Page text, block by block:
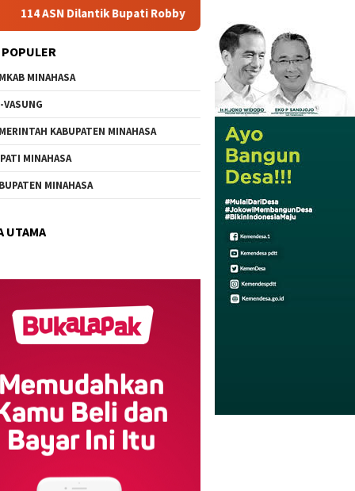
Dilantik Bupati Robby Dondokambey, Ini Daftar Nama Lengkap
MINAHASA
VASUNG
KABUPATEN MINAHASA
MINAHASA
MINAHASA
UTAMA